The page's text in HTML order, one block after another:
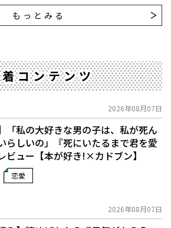
もっとみる
コンテンツ
2026年08月07日
「私の大好きな男の子は、私が死ん
らしいの」――『死にいたるまで君を愛
ビュー【本が好き!×カドブン】
恋愛
2026年08月07日